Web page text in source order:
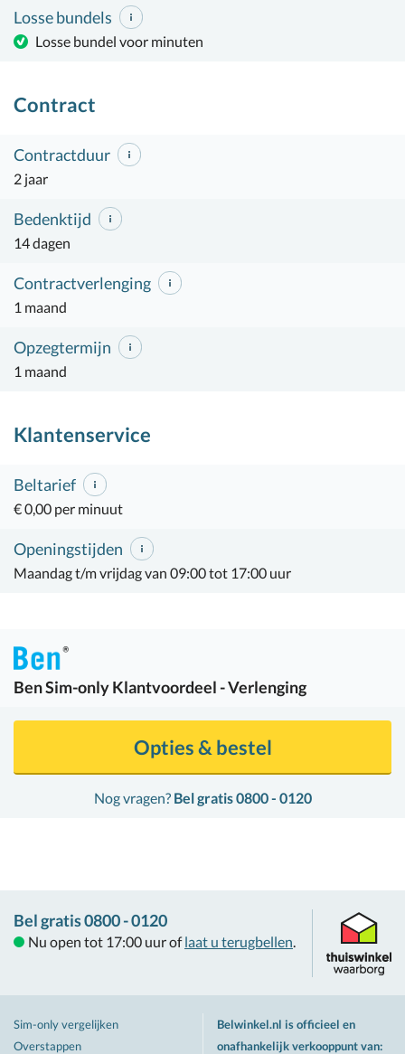
Losse bundels
Losse bundel voor minuten
Contract
Contractduur
2 jaar
Bedenktijd
14 dagen
Contractverlenging
1 maand
Opzegtermijn
1 maand
Klantenservice
Beltarief
€ 0,00 per minuut
Openingstijden
Maandag t/m vrijdag van 09:00 tot 17:00 uur
BenSim-only Klantvoordeel - Verlenging
Nog vragen? Bel gratis 0800 - 0120
Opties & bestel
Bel gratis 0800 - 0120
Nu open tot 17:00 uur of laat u terugbellen.
Sim-only vergelijken
Overstappen
Belwinkel.nl is officieel en
onafhankelijk verkooppunt van: